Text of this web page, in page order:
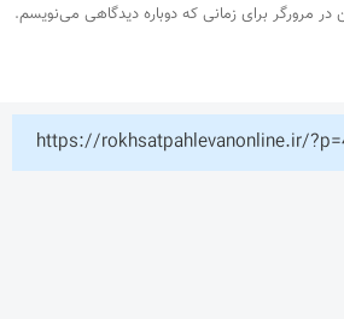
در مرورگر برای زمانی که دوباره دیدگاهی می‌نویسم.
https://rokhsatpahlevanonline.ir/